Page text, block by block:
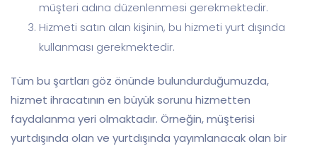
müşteri adına düzenlenmesi gerekmektedir.
Hizmeti satın alan kişinin, bu hizmeti yurt dışında
kullanması gerekmektedir.
Tüm bu şartları göz önünde bulundurduğumuzda,
hizmet ihracatının en büyük sorunu hizmetten
faydalanma yeri olmaktadır. Örneğin, müşterisi
yurtdışında olan ve yurtdışında yayımlanacak olan bir